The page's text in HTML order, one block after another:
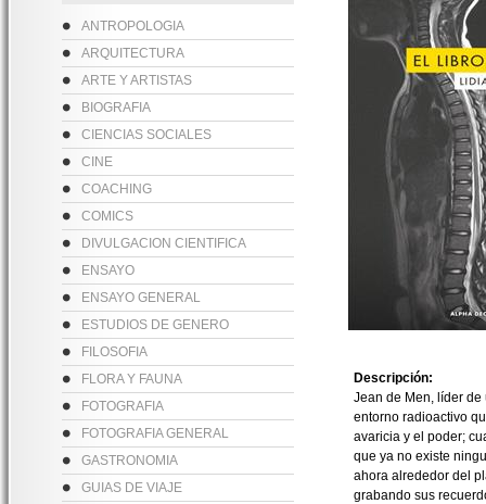
ANTROPOLOGIA
ARQUITECTURA
ARTE Y ARTISTAS
BIOGRAFIA
CIENCIAS SOCIALES
CINE
COACHING
COMICS
DIVULGACION CIENTIFICA
ENSAYO
ENSAYO GENERAL
ESTUDIOS DE GENERO
FILOSOFIA
FLORA Y FAUNA
FOTOGRAFIA
FOTOGRAFIA GENERAL
GASTRONOMIA
GUIAS DE VIAJE
Descripción:
Jean de Men, líder
entorno radioactivo
avaricia y el poder;
que ya no existe
ahora alrededor del
grabando sus